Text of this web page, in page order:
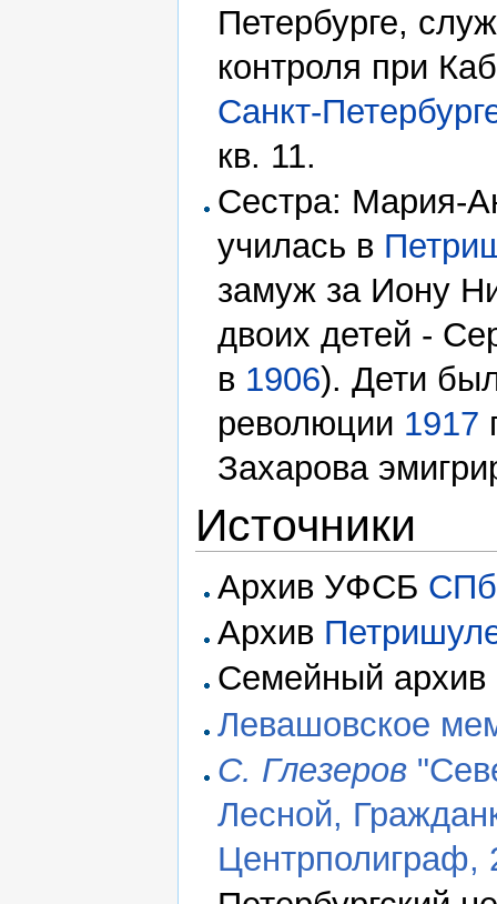
Петербурге,
контроля при
Санкт-
кв. 11.
Сестра: Мария-
училась в
замуж за Иону
двоих детей -
в 1906). Дети
революции 1917
Захарова
Источники
Архив УФСБ СПб
Архив
Семейный архив
Левашовское
С. Глезеров
Лесной,
Центрполиграф,